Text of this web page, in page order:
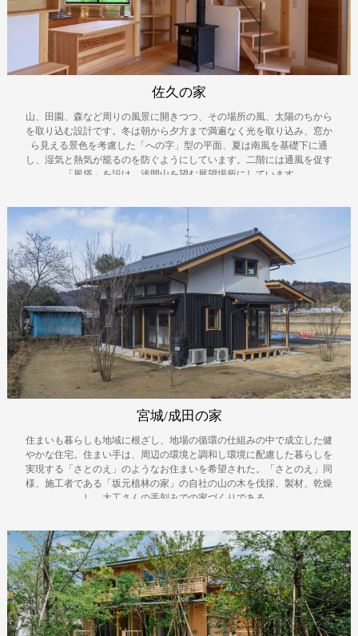
佐久の家
山、田園、森など周りの風景に開きつつ、その場所の風、太陽のちから
を取り込む設計です。冬は朝から夕方まで満遍なく光を取り込み、窓か
ら見える景色を考慮した「への字」型の平面、夏は南風を基礎下に通
し、湿気と熱気が籠るのを防ぐようにしています。二階には通風を促す
「風塔」を設け、浅間山を望む展望場所にしています
宮城/成田の家
住まいも暮らしも地域に根ざし、地場の循環の仕組みの中で成立した健
やかな住宅。住まい手は、周辺の環境と調和し環境に配慮した暮らしを
実現する「さとのえ」のようなお住まいを希望された。「さとのえ」同
様、施工者である「坂元植林の家」の自社の山の木を伐採、製材、乾燥
し、大工さんの手刻みでの家づくりである。